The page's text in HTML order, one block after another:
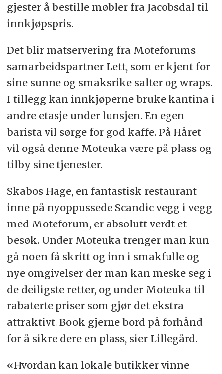
gjester å bestille møbler fra Jacobsdal til
innkjøpspris.
Det blir matservering fra Moteforums
samarbeidspartner Lett, som er kjent for
sine sunne og smaksrike salter og wraps.
I tillegg kan innkjøperne bruke kantina i
andre etasje under lunsjen. En egen
barista vil sørge for god kaffe. På Håret
vil også denne Moteuka være på plass og
tilby sine tjenester.
Skabos Hage, en fantastisk restaurant
inne på nyoppussede Scandic vegg i vegg
med Moteforum, er absolutt verdt et
besøk. Under Moteuka trenger man kun
gå noen få skritt og inn i smakfulle og
nye omgivelser der man kan meske seg i
de deiligste retter, og under Moteuka til
rabaterte priser som gjør det ekstra
attraktivt. Book gjerne bord på forhånd
for å sikre dere en plass, sier Lillegård.
«Hvordan kan lokale butikker vinne